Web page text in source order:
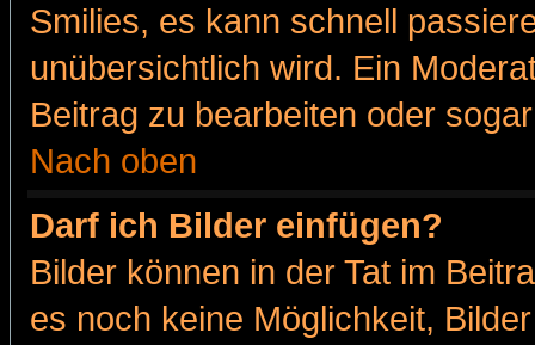
Smilies, es kann schnell
unübersichtlich wird. Ein
Beitrag zu bearbeiten oder
Nach oben
Darf ich Bilder einfügen?
Bilder können in der Tat im
es noch keine Möglichkeit,